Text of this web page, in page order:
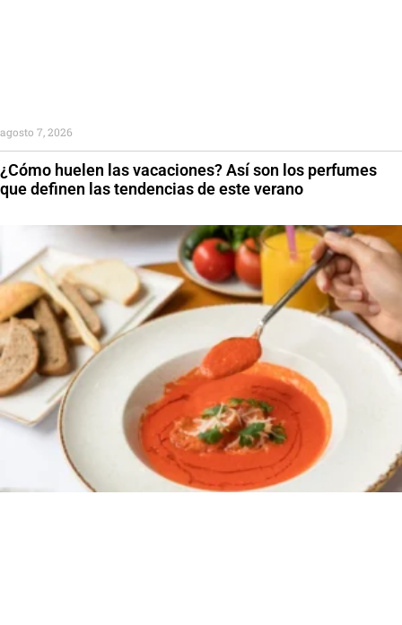
¿Cómo huelen las vacaciones? Así son los perfumes
que definen las tendencias de este verano
agosto 7, 2026